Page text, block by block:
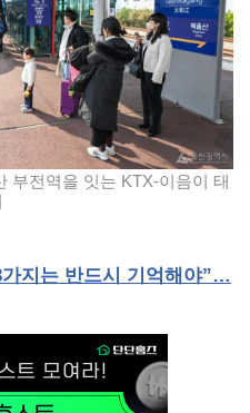
부전역을 잇는 KTX-이음이 태
가지는 반드시
기억해야”…